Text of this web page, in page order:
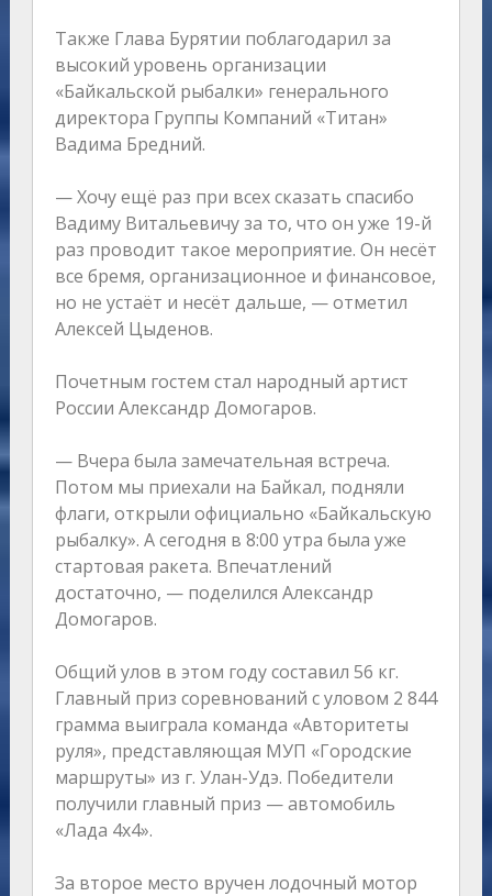
Также Глава Бурятии поблагодарил за
высокий уровень организации
«Байкальской рыбалки» генерального
директора Группы Компаний «Титан»
Вадима Бредний.
— Хочу ещё раз при всех сказать спасибо
Вадиму Витальевичу за то, что он уже 19-й
раз проводит такое мероприятие. Он несёт
все бремя, организационное и финансовое,
но не устаёт и несёт дальше, — отметил
Алексей Цыденов.
Почетным гостем стал народный артист
России Александр Домогаров.
— Вчера была замечательная встреча.
Потом мы приехали на Байкал, подняли
флаги, открыли официально «Байкальскую
рыбалку». А сегодня в 8:00 утра была уже
стартовая ракета. Впечатлений
достаточно, — поделился Александр
Домогаров.
Общий улов в этом году составил 56 кг.
Главный приз соревнований с уловом 2 844
грамма выиграла команда «Авторитеты
руля», представляющая МУП «Городские
маршруты» из г. Улан-Удэ. Победители
получили главный приз — автомобиль
«Лада 4х4».
За второе место вручен лодочный мотор